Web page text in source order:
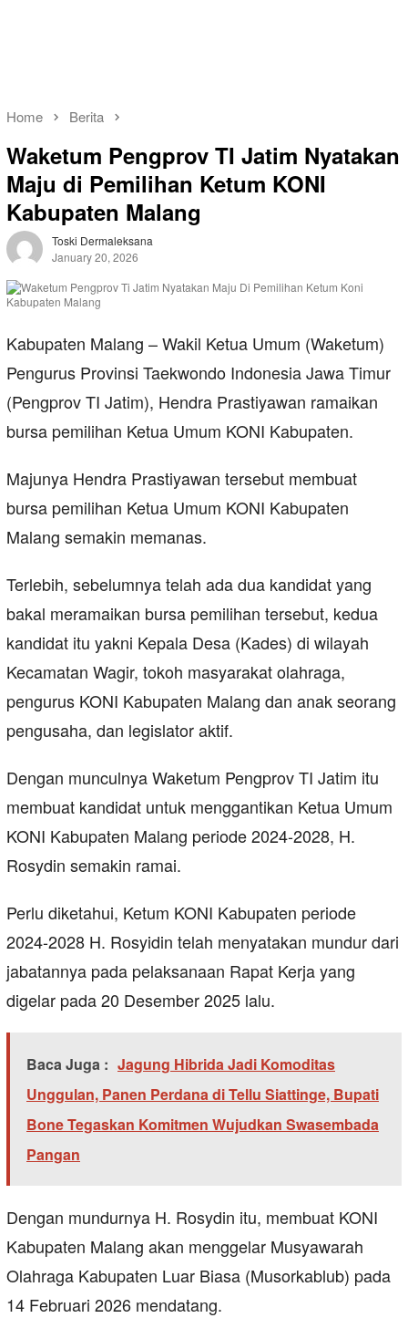
Home Berita
Waketum Pengprov TI Jatim Nyatakan
Maju di Pemilihan Ketum KONI
Kabupaten Malang
Toski Dermaleksana
January 20, 2026
Kabupaten Malang – Wakil Ketua Umum (Waketum)
Pengurus Provinsi Taekwondo Indonesia Jawa Timur
(Pengprov TI Jatim), Hendra Prastiyawan ramaikan
bursa pemilihan Ketua Umum KONI Kabupaten.
Majunya Hendra Prastiyawan tersebut membuat
bursa pemilihan Ketua Umum KONI Kabupaten
Malang semakin memanas.
Terlebih, sebelumnya telah ada dua kandidat yang
bakal meramaikan bursa pemilihan tersebut, kedua
kandidat itu yakni Kepala Desa (Kades) di wilayah
Kecamatan Wagir, tokoh masyarakat olahraga,
pengurus KONI Kabupaten Malang dan anak seorang
pengusaha, dan legislator aktif.
Dengan munculnya Waketum Pengprov TI Jatim itu
membuat kandidat untuk menggantikan Ketua Umum
KONI Kabupaten Malang periode 2024-2028, H.
Rosydin semakin ramai.
Perlu diketahui, Ketum KONI Kabupaten periode
2024-2028 H. Rosyidin telah menyatakan mundur dari
jabatannya pada pelaksanaan Rapat Kerja yang
digelar pada 20 Desember 2025 lalu.
Baca Juga : Jagung Hibrida Jadi Komoditas
Unggulan, Panen Perdana di Tellu Siattinge, Bupati
Bone Tegaskan Komitmen Wujudkan Swasembada
Pangan
Dengan mundurnya H. Rosydin itu, membuat KONI
Kabupaten Malang akan menggelar Musyawarah
Olahraga Kabupaten Luar Biasa (Musorkablub) pada
14 Februari 2026 mendatang.